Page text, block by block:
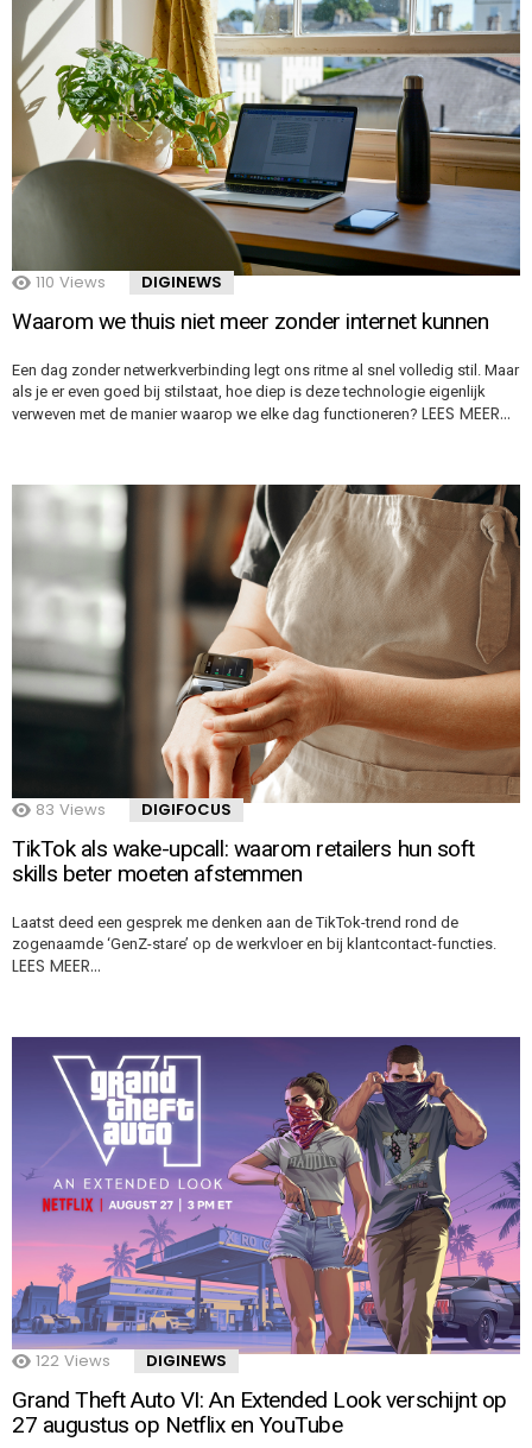
110 Views DIGINEWS
Waarom we thuis niet meer zonder internet kunnen
Een dag zonder netwerkverbinding legt ons ritme al snel volledig stil. Maar
als je er even goed bij stilstaat, hoe diep is deze technologie eigenlijk
verweven met de manier waarop we elke dag functioneren? LEES MEER…
83 Views DIGIFOCUS
TikTok als wake-upcall: waarom retailers hun soft
skills beter moeten afstemmen
Laatst deed een gesprek me denken aan de TikTok-trend rond de
zogenaamde ‘GenZ-stare’ op de werkvloer en bij klantcontact-functies.
LEES MEER…
122 Views DIGINEWS
Grand Theft Auto VI: An Extended Look verschijnt op
27 augustus op Netflix en YouTube